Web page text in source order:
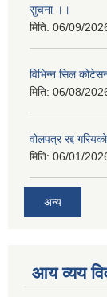
सुचना ।।
मिति: 06/09/
विभिन्न सिल
मिति: 06/08/
वोलपत्र रद्द
मिति: 06/01/
अन्य
आय व्यय